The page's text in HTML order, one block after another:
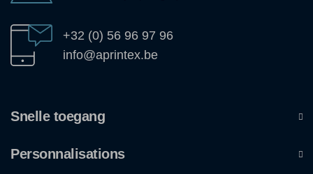
+32 (0) 56 96 97 96
info@aprintex.be
Snelle toegang
Personnalisations